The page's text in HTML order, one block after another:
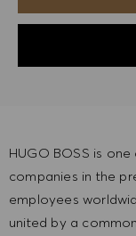
HUGO BOSS is
companies in the
employees
united by a